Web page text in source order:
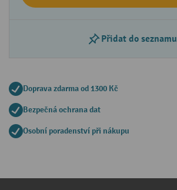
Přidat do seznamu
Doprava zdarma od 1300 Kč
Bezpečná ochrana dat
Osobní poradenství při nákupu